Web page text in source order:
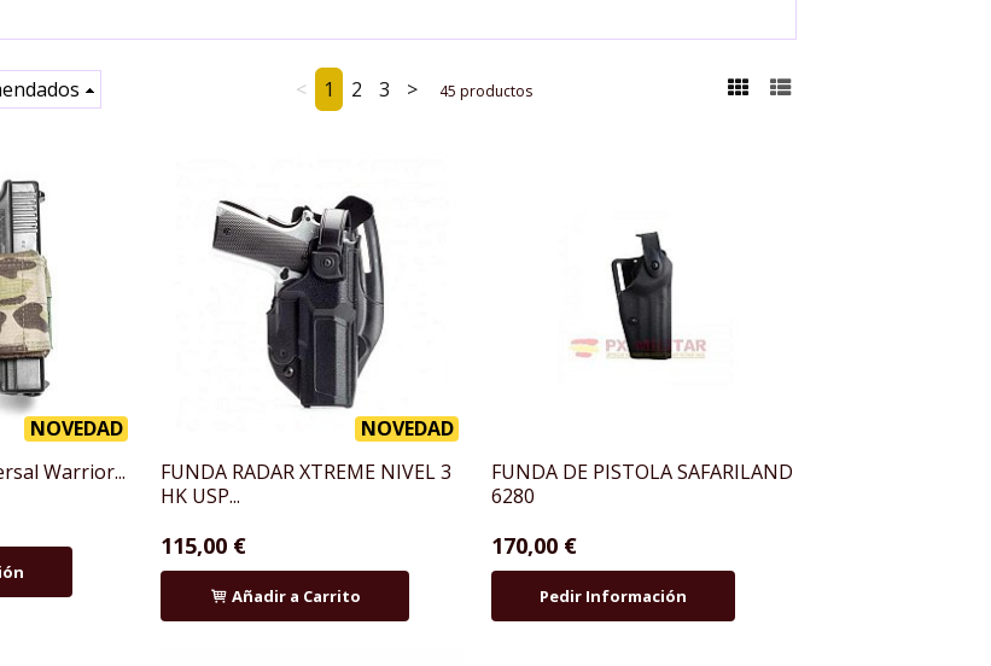
< 1 2 3 > 45 productos
NOVEDAD
Warrior...
NOVEDAD
FUNDA RADAR XTREME NIVEL 3
HK USP...
115,00 €
Añadir a Carrito
FUNDA DE PISTOLA SAFARILAND
6280
170,00 €
Pedir Información